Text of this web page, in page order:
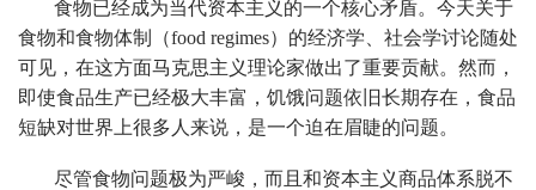
食物已经成为当代资本主义的一个核心矛盾。今天关于
食物和食物体制（food regimes）的经济学、社会学讨论随处
可见，在这方面马克思主义理论家做出了重要贡献。然而，
即使食品生产已经极大丰富，饥饿问题依旧长期存在，食品
短缺对世界上很多人来说，是一个迫在眉睫的问题。
尽管食物问题极为严峻，而且和资本主义商品体系脱不